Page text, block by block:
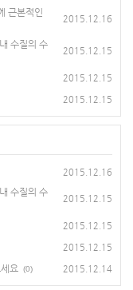
근본적인
2015.12.16
수질의 수
2015.12.15
2015.12.15
2015.12.15
2015.12.16
수질의 수
2015.12.15
2015.12.15
2015.12.15
요 (0) 2015.12.14